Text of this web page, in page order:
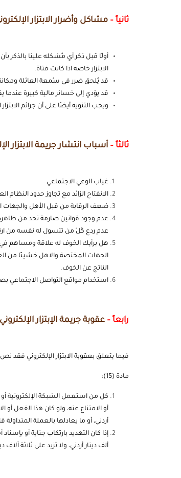
ثانياً – مشاكل وأضرار الابتزار
أولًا قبل ذكر أي مُشكله علينا بالذكر
الابتزار خاصه اذا كانت فتاة.
قد يُلحق ضرر في سُمعة العائلة
قد يؤدي إلى خسائر مالية كبيرة
ويجب التنويه أيضًا على أن جرائم
ثالثاً – أسباب انتشار جريمة الابتزار
غياب الوعي الاجتماعي
الانفتاح الزائد مع تجاوز حدود النظام
ضعف الرقابة من قبل الأهل والجهات
عدم وجود قوانين صارمة تحد من ظاهرة
عدم ردع كُلّ من تتسول له نفسه من
هل برأيك الخوف له علاقة ومساهم في
الجهات المختصة والاهل خشيتًا من
الناتج عن الخوف.
استخدام مواقع التواصل الاجتماعي
رابعاً – عقوبة جريمة الإبتزار
فيما يتعلق بعقوبة الابتزار الإلكتروني فقد نص القرار بقانون رقم (10) لسنة
مادة (15):
كل من استعمل الشبكة الإلكترونية
أو الامتناع عنه، ولو كان هذا الفعل أو
أردني، أو ما يعادلها بالعملة المتداولة
إذا كان التهديد بارتكاب جناية أو
ألف دينار أردني، ولا تزيد على ثلاثة آلاف